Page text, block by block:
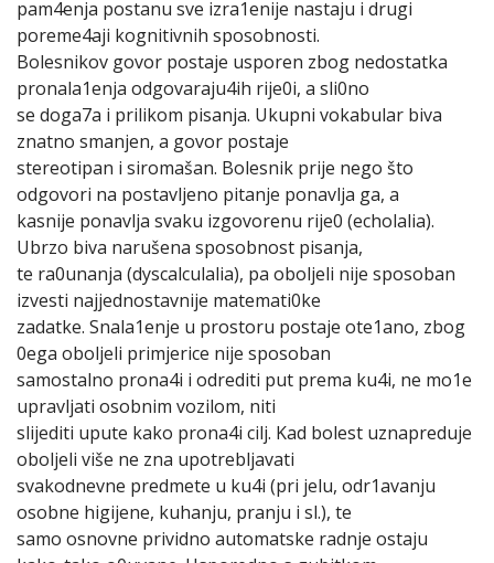
pam4enja postanu sve izra1enije nastaju i drugi
poreme4aji kognitivnih sposobnosti.
Bolesnikov govor postaje usporen zbog nedostatka
pronala1enja odgovaraju4ih rije0i, a sli0no
se doga7a i prilikom pisanja. Ukupni vokabular biva
znatno smanjen, a govor postaje
stereotipan i siromašan. Bolesnik prije nego što
odgovori na postavljeno pitanje ponavlja ga, a
kasnije ponavlja svaku izgovorenu rije0 (echolalia).
Ubrzo biva narušena sposobnost pisanja,
te ra0unanja (dyscalculalia), pa oboljeli nije sposoban
izvesti najjednostavnije matemati0ke
zadatke. Snala1enje u prostoru postaje ote1ano, zbog
0ega oboljeli primjerice nije sposoban
samostalno prona4i i odrediti put prema ku4i, ne mo1e
upravljati osobnim vozilom, niti
slijediti upute kako prona4i cilj. Kad bolest uznapreduje
oboljeli više ne zna upotrebljavati
svakodnevne predmete u ku4i (pri jelu, odr1avanju
osobne higijene, kuhanju, pranju i sl.), te
samo osnovne prividno automatske radnje ostaju